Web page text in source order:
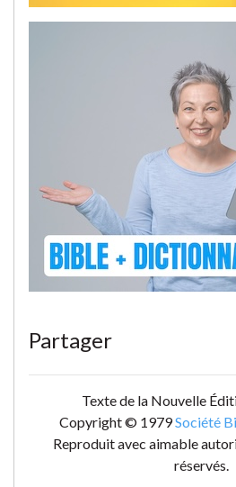
Partager
Texte de la Nouvelle
Copyright © 1979Société
Reproduit avec aimable
réservés.